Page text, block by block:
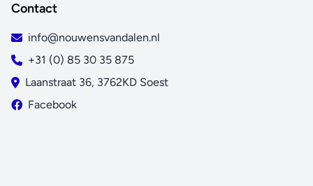
Contact
info@nouwensvandalen.nl
+31 (0) 85 30 35 875
Laanstraat 36, 3762KD Soest
Facebook